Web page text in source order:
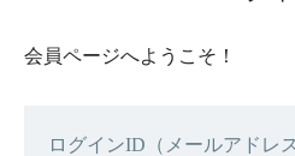
会員ページへようこそ！
ログインID（メールアドレ